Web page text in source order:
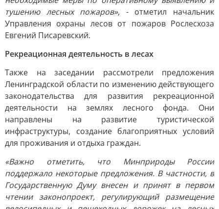
тушению лесных пожаров», - отметил начальник
Управления охраны лесов от пожаров Рослесхоза
Евгений Писаревский.
Рекреационная деятельность в лесах
Также на заседании рассмотрели предложения
Ленинградской области по изменению действующего
законодательства для развития рекреационной
деятельности на землях лесного фонда. Они
направлены на развитие туристической
инфраструктуры, создание благоприятных условий
для проживания и отдыха граждан.
«Важно отметить, что Минприроды России
поддержало некоторые предложения. В частности, в
Государственную Думу внесен и принят в первом
чтении законопроект, регулирующий размещение